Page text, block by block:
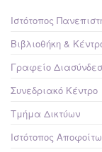
Ιστότοπος
Βιβλιοθήκη &
Γραφείο
Συνεδριακό Κέντρο
Τμήμα Δικτύων
Ιστότοπος